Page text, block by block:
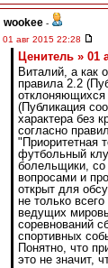
wookee -
01 авг 2015 22:28
Ценитель » 01
Виталий, а как
правила 2.2
отклоняющихся
(Публикация
характера без
согласно
"Приоритетная
футбольный
болельщики,
вопросами и
открыт для
не только
ведущих
соревнований
спортивных
Понятно, что
это не значит,